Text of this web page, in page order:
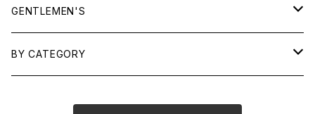
TOPS
SHIRTS
OUTERWEAR
GENTLEMEN'S
TOPS
BY CATEGORY